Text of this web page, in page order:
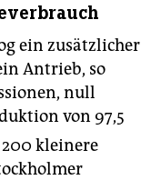
ein zusätzlicher
Antrieb, so
null
von 97,5
200 kleinere